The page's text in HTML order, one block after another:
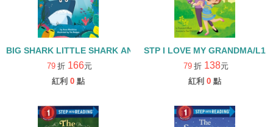
BIG SHARK LITTLE SHARK AND THE SPOOKY CAVE/STEP
79 折 166元
紅利 0 點
STP I LOVE MY GRANDMA/L1
79 折 138元
紅利 0 點